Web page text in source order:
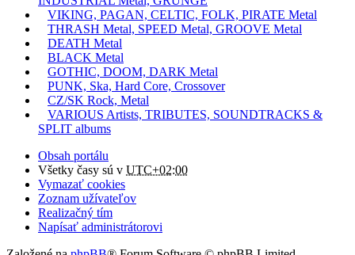
VIKING, PAGAN, CELTIC, FOLK, PIRATE Metal
THRASH Metal, SPEED Metal, GROOVE Metal
DEATH Metal
BLACK Metal
GOTHIC, DOOM, DARK Metal
PUNK, Ska, Hard Core, Crossover
CZ/SK Rock, Metal
VARIOUS Artists, TRIBUTES, SOUNDTRACKS &
SPLIT albums
Obsah portálu
Všetky časy sú v UTC+02:00
Vymazať cookies
Zoznam užívateľov
Realizačný tím
Napísať administrátorovi